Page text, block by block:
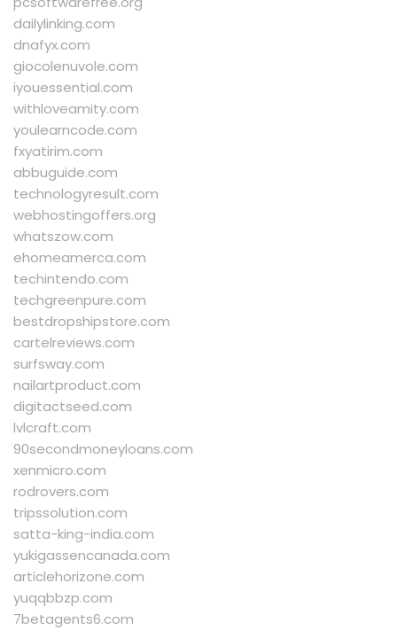
dailylinking.com
dnafyx.com
giocolenuvole.com
iyouessential.com
withloveamity.com
youlearncode.com
fxyatirim.com
abbuguide.com
technologyresult.com
webhostingoffers.org
whatszow.com
ehomeamerca.com
techintendo.com
techgreenpure.com
bestdropshipstore.com
cartelreviews.com
surfsway.com
nailartproduct.com
digitactseed.com
lvlcraft.com
90secondmoneyloans.com
xenmicro.com
rodrovers.com
tripssolution.com
satta-king-india.com
yukigassencanada.com
articlehorizone.com
yuqqbbzp.com
7betagents6.com